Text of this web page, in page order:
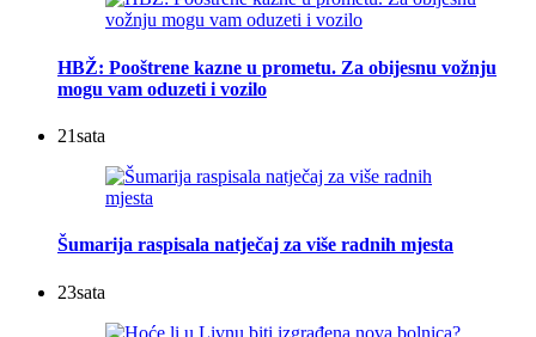
HBŽ: Pooštrene kazne u prometu. Za obijesnu vožnju
mogu vam oduzeti i vozilo
21sata
Šumarija raspisala natječaj za više radnih mjesta
23sata